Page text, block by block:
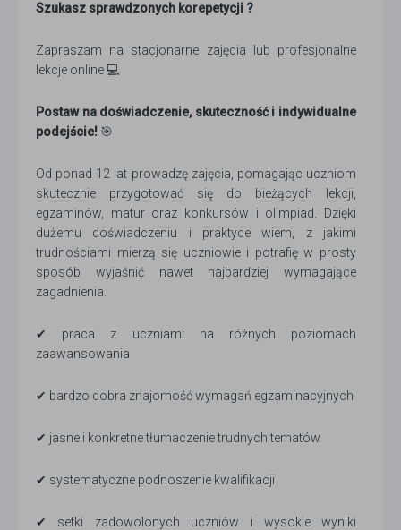
Szukasz sprawdzonych korepetycji ?
Zapraszam na stacjonarne zajęcia lub profesjonalne
lekcje online 💻
Postaw na doświadczenie, skuteczność i indywidualne
podejście! 🎯
Od ponad 12 lat prowadzę zajęcia, pomagając uczniom
skutecznie przygotować się do bieżących lekcji,
egzaminów, matur oraz konkursów i olimpiad. Dzięki
dużemu doświadczeniu i praktyce wiem, z jakimi
trudnościami mierzą się uczniowie i potrafię w prosty
sposób wyjaśnić nawet najbardziej wymagające
zagadnienia.
✔ praca z uczniami na różnych poziomach
zaawansowania
✔ bardzo dobra znajomość wymagań egzaminacyjnych
✔ jasne i konkretne tłumaczenie trudnych tematów
✔ systematyczne podnoszenie kwalifikacji
✔ setki zadowolonych uczniów i wysokie wyniki